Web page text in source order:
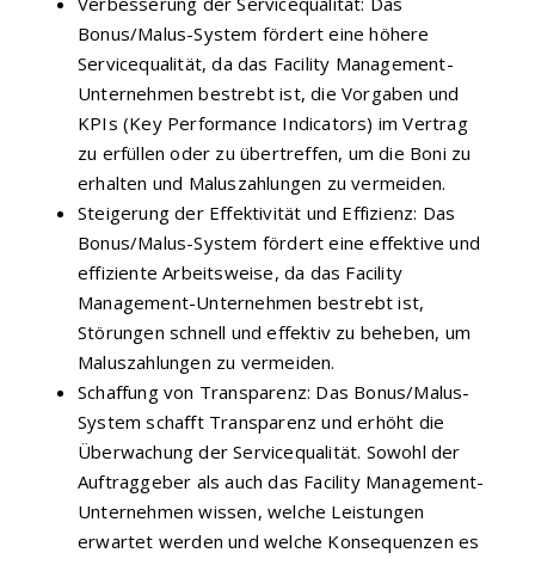
Bonus/Malus-System fördert eine höhere
Servicequalität, da das Facility Management-
Unternehmen bestrebt ist, die Vorgaben und
KPIs (Key Performance Indicators) im Vertrag
zu erfüllen oder zu übertreffen, um die Boni zu
erhalten und Maluszahlungen zu vermeiden.
Steigerung der Effektivität und Effizienz: Das
Bonus/Malus-System fördert eine effektive und
effiziente Arbeitsweise, da das Facility
Management-Unternehmen bestrebt ist,
Störungen schnell und effektiv zu beheben, um
Maluszahlungen zu vermeiden.
Schaffung von Transparenz: Das Bonus/Malus-
System schafft Transparenz und erhöht die
Überwachung der Servicequalität. Sowohl der
Auftraggeber als auch das Facility Management-
Unternehmen wissen, welche Leistungen
erwartet werden und welche Konsequenzen es